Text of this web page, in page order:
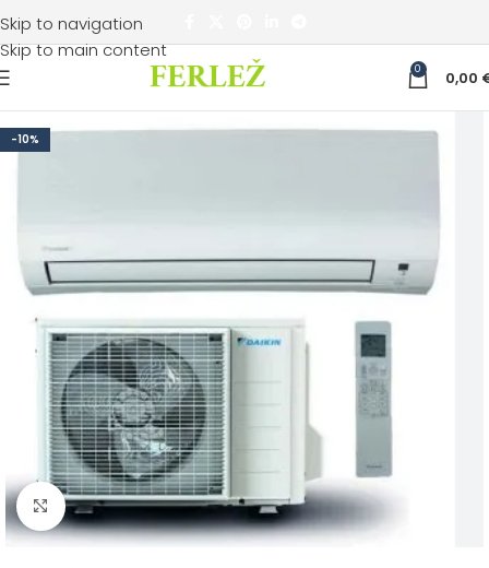
Skip to navigation
Skip to main content
0 0,00
-10%
Klikni za povećanje